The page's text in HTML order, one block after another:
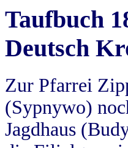
Taufbuch
Deutsch
Zur Pfarrei
(Sypnywo)
Jagdhaus